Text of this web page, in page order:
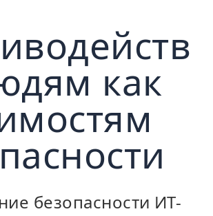
как
безопасности ИТ-